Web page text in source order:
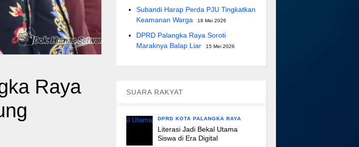
Raya
Subandi Harap Perda PJU Tingkatkan
Keamanan Warga
18 Mei 2026
DPRD Palangka Raya Soroti
Maraknya Balap Liar
15 Mei 2026
SUARA RAKYAT
DPRD KOTA PALANGKA RAYA
Literasi Jadi Bekal Utama
Siswa di Era Digital